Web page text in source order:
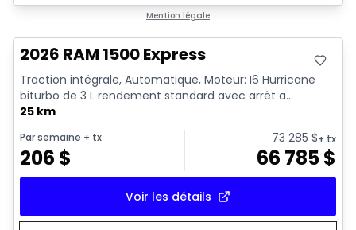
Mention légale
2026 RAM 1500 Express
Traction intégrale, Automatique, Moteur: I6 Hurricane
biturbo de 3 L rendement standard avec arrêt a...
25 km
Par semaine + tx
206 $
73 285$+ tx
66 785$
Voir les détails